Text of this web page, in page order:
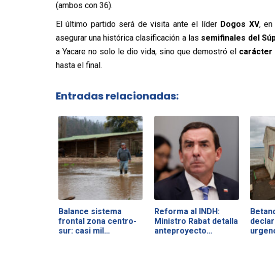
(ambos con 36).
El último partido será de visita ante el líder Dogos XV, en
asegurar una histórica clasificación a las semifinales del
a Yacare no solo le dio vida, sino que demostró el carácter
hasta el final.
Entradas relacionadas:
Balance sistema
frontal zona centro-
sur: casi mil…
Reforma al INDH:
Ministro Rabat detalla
anteproyecto…